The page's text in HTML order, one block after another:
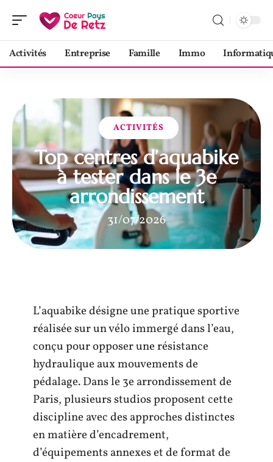
Activités Entreprise Famille Immo
ACTIVITÉS
Top centres d’aquabike
à tester dans le 3e
arrondissement
31/07/2026
L’aquabike désigne une pratique sportive
réalisée sur un vélo immergé dans l’eau,
conçu pour opposer une résistance
hydraulique aux mouvements de
pédalage. Dans le 3e arrondissement de
Paris, plusieurs studios proposent cette
discipline avec des approches distinctes
en matière d’encadrement,
d’équipements annexes et de format de